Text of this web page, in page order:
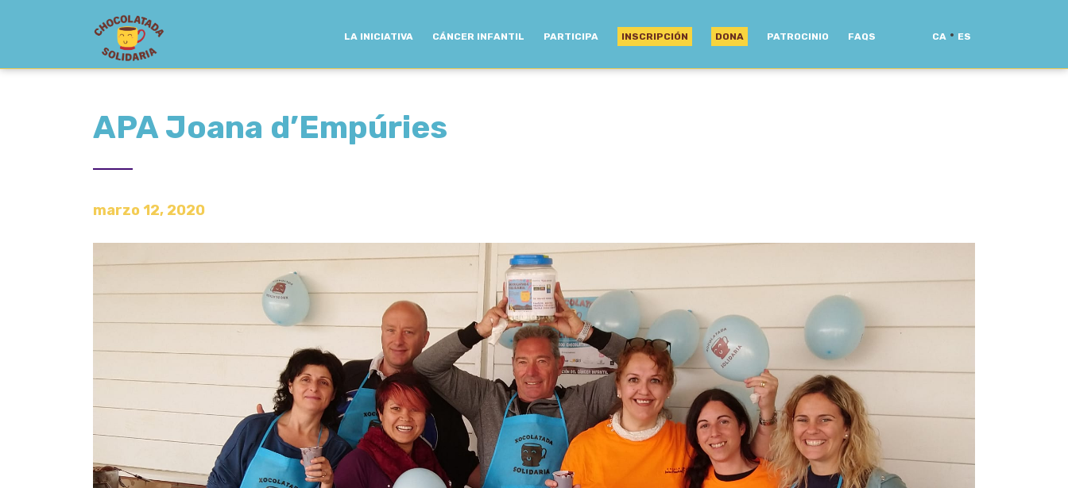
LA INICIATIVA CÁNCER INFANTIL PARTICIPA INSCRIPCIÓN DONA PATROCINIO FAQS CA · ES
APA Joana d’Empúries
marzo 12, 2020